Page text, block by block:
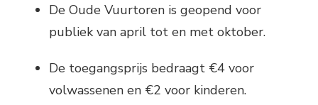
De Oude Vuurtoren is geopend voor
publiek van april tot en met oktober.
De toegangsprijs bedraagt €4 voor
volwassenen en €2 voor kinderen.